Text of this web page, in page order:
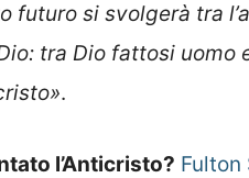
futuro si svolgerà tra
tra Dio fattosi
.
l’Anticristo? Fulton